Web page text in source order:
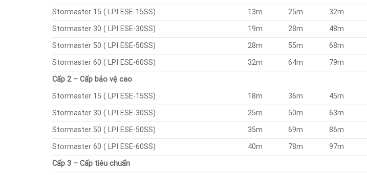
Stormaster 15 ( LPI ESE-15SS)
13m 25m 32m
Stormaster 30 ( LPI ESE-30SS)
19m 28m 48m
Stormaster 50 ( LPI ESE-50SS)
28m 55m 68m
Stormaster 60 ( LPI ESE-60SS)
32m 64m 79m
Cấp 2 – Cấp bảo vệ cao
Stormaster 15 ( LPI ESE-15SS)
18m 36m 45m
Stormaster 30 ( LPI ESE-30SS)
25m 50m 63m
Stormaster 50 ( LPI ESE-50SS)
35m 69m 86m
Stormaster 60 ( LPI ESE-60SS)
40m 78m 97m
Cấp 3 – Cấp tiêu chuẩn